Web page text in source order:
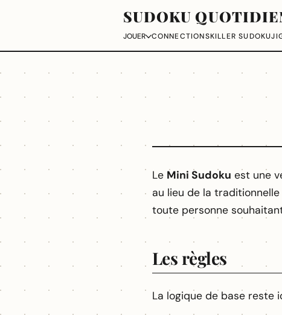
SUDOKU
JOUER CONNECTIONSKILLER SUDOKU
Le Mini Sudoku est une
au lieu de la
toute personne
Les règles
La logique de base reste